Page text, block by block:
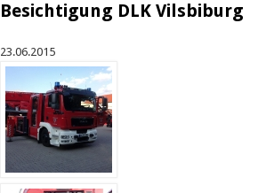
Besichtigung DLK Vilsbiburg
23.06.2015